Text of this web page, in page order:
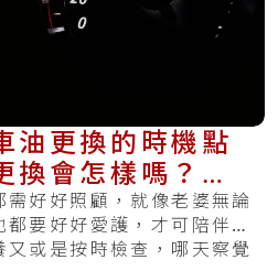
油更換的時機點
換會怎樣嗎？現
～
好好照顧，就像老婆無論
要好好愛護，才可陪伴你
或是按時檢查，哪天察覺